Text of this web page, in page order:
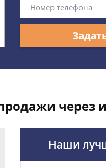
через
Наши